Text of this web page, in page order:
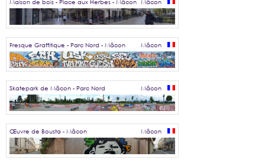
Maison de bois - Place aux Herbes - Mâcon Mâcon
Fresque Graffitique - Parc Nord - Mâcon Mâcon
Skatepark de Mâcon - Parc Nord Mâcon
Œuvre de Bousta - Mâcon Mâcon